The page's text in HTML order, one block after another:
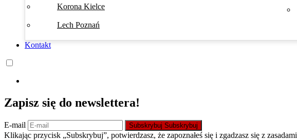
Korona Kielce
Lech Poznań
Kontakt
Zapisz się do newslettera!
E-mail Subskrybuj Subskrybuj
Klikając przycisk „Subskrybuj”, potwierdzasz, że zapoznałeś się i zgadzasz się z zasadami